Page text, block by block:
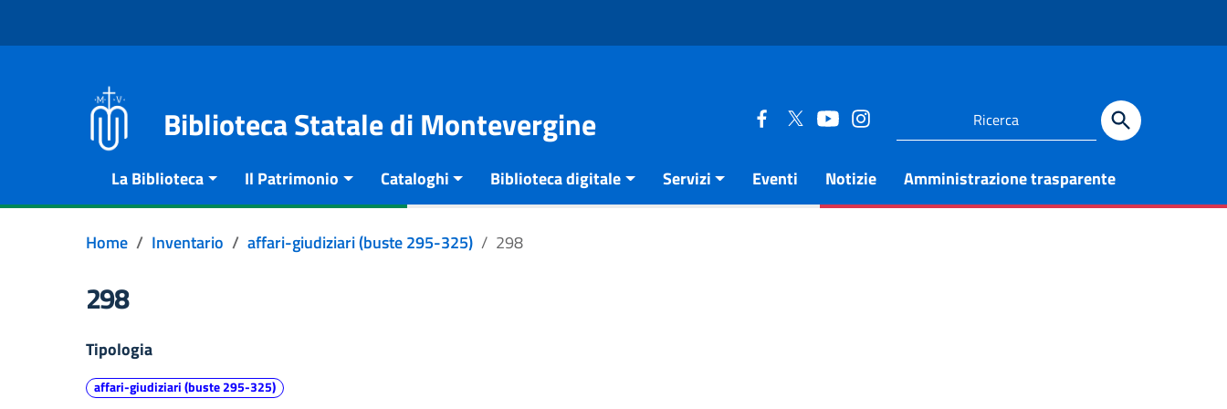
Biblioteca Statale di Montevergine
La Biblioteca Il Patrimonio Cataloghi Biblioteca digitale Servizi Eventi Notizie Amministrazione trasparente
Home Inventario affari-giudiziari (buste 295-325) 298
298
Tipologia
affari-giudiziari (buste 295-325)